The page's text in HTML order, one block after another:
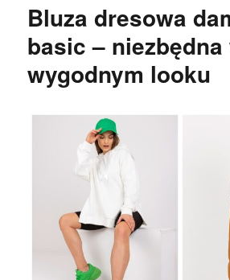
Bluza dresowa
basic – niezbędna
wygodnym looku